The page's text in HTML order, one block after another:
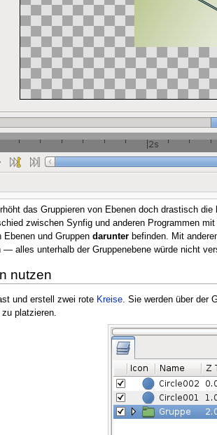
das Gruppieren von Ebenen doch drastisch
zwischen Synfig und anderen Programmen
und Gruppen darunterbefinden. Mit
alles unterhalb der Gruppenebene würde nicht
nutzen
und erstell zwei rote Kreise. Sie werden über der
platzieren.